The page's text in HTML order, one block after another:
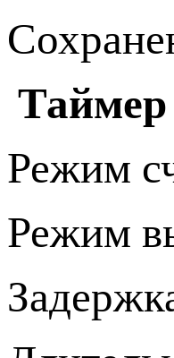
Таймер
Режим
Режим